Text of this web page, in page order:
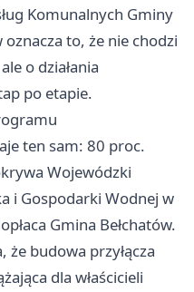
Komunalnych Gminy
oznacza to, że nie chodzi
o działania
po etapie.
ten sam: 80 proc.
Wojewódzki
i Gospodarki Wodnej w
Gmina Bełchatów.
że budowa przyłącza
dla właścicieli